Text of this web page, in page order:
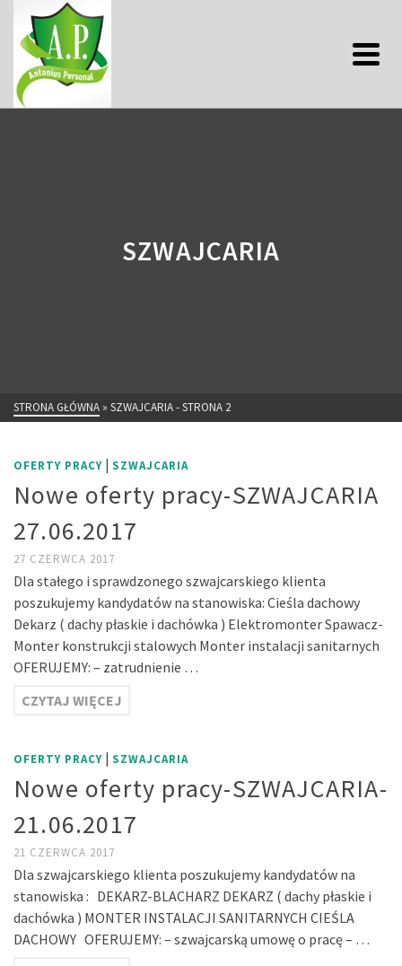
SZWAJCARIA
STRONA GŁÓWNA » SZWAJCARIA- STRONA 2
OFERTY PRACY | SZWAJCARIA
Nowe oferty pracy-SZWAJCARIA
27.06.2017
27 CZERWCA 2017
Dla stałego i sprawdzonego szwajcarskiego klienta
poszukujemy kandydatów na stanowiska: Cieśla dachowy
Dekarz ( dachy płaskie i dachówka ) Elektromonter Spawacz-
Monter konstrukcji stalowych Monter instalacji sanitarnych
OFERUJEMY: – zatrudnienie …
CZYTAJ WIĘCEJ
OFERTY PRACY | SZWAJCARIA
Nowe oferty pracy-SZWAJCARIA-
21.06.2017
21 CZERWCA 2017
Dla szwajcarskiego klienta poszukujemy kandydatów na
stanowiska : DEKARZ-BLACHARZ DEKARZ ( dachy płaskie i
dachówka ) MONTER INSTALACJI SANITARNYCH CIEŚLA
DACHOWY OFERUJEMY: – szwajcarską umowę o pracę – …